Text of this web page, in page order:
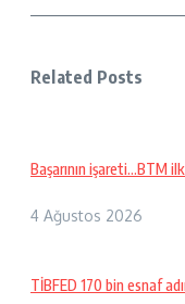
Related Posts
Başarının işareti…BTM
4 Ağustos 2026
TİBFED 170 bin esnaf